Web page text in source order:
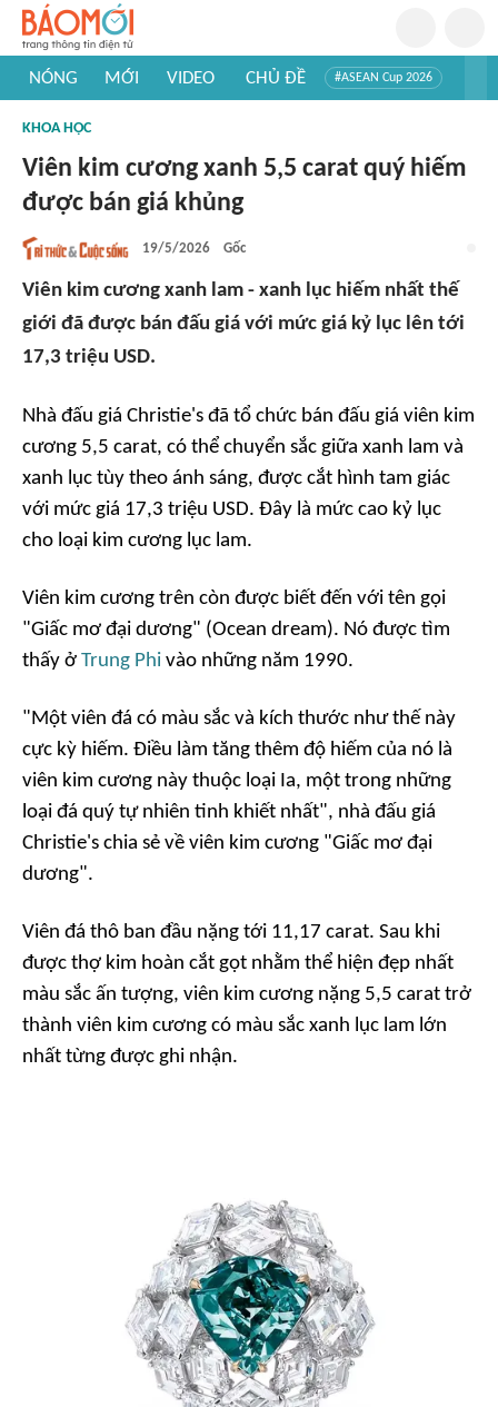
NÓNG MỚI VIDEO CHỦ ĐỀ #ASEAN Cup 2026
#Khám phá thế giới
KHOA HỌC
Viên kim cương xanh 5,5 carat quý hiếm
được bán giá khủng
19/5/2026 Gốc
Viên kim cương xanh lam - xanh lục hiếm nhất thế
giới đã được bán đấu giá với mức giá kỷ lục lên tới
17,3 triệu USD.
Nhà đấu giá Christie's đã tổ chức bán đấu giá viên kim
cương 5,5 carat, có thể chuyển sắc giữa xanh lam và
xanh lục tùy theo ánh sáng, được cắt hình tam giác
với mức giá 17,3 triệu USD. Đây là mức cao kỷ lục
cho loại kim cương lục lam.
Viên kim cương trên còn được biết đến với tên gọi
"Giấc mơ đại dương" (Ocean dream). Nó được tìm
thấy ở Trung Phi vào những năm 1990.
"Một viên đá có màu sắc và kích thước như thế này
cực kỳ hiếm. Điều làm tăng thêm độ hiếm của nó là
viên kim cương này thuộc loại Ia, một trong những
loại đá quý tự nhiên tinh khiết nhất", nhà đấu giá
Christie's chia sẻ về viên kim cương "Giấc mơ đại
dương".
Viên đá thô ban đầu nặng tới 11,17 carat. Sau khi
được thợ kim hoàn cắt gọt nhằm thể hiện đẹp nhất
màu sắc ấn tượng, viên kim cương nặng 5,5 carat trở
thành viên kim cương có màu sắc xanh lục lam lớn
nhất từng được ghi nhận.